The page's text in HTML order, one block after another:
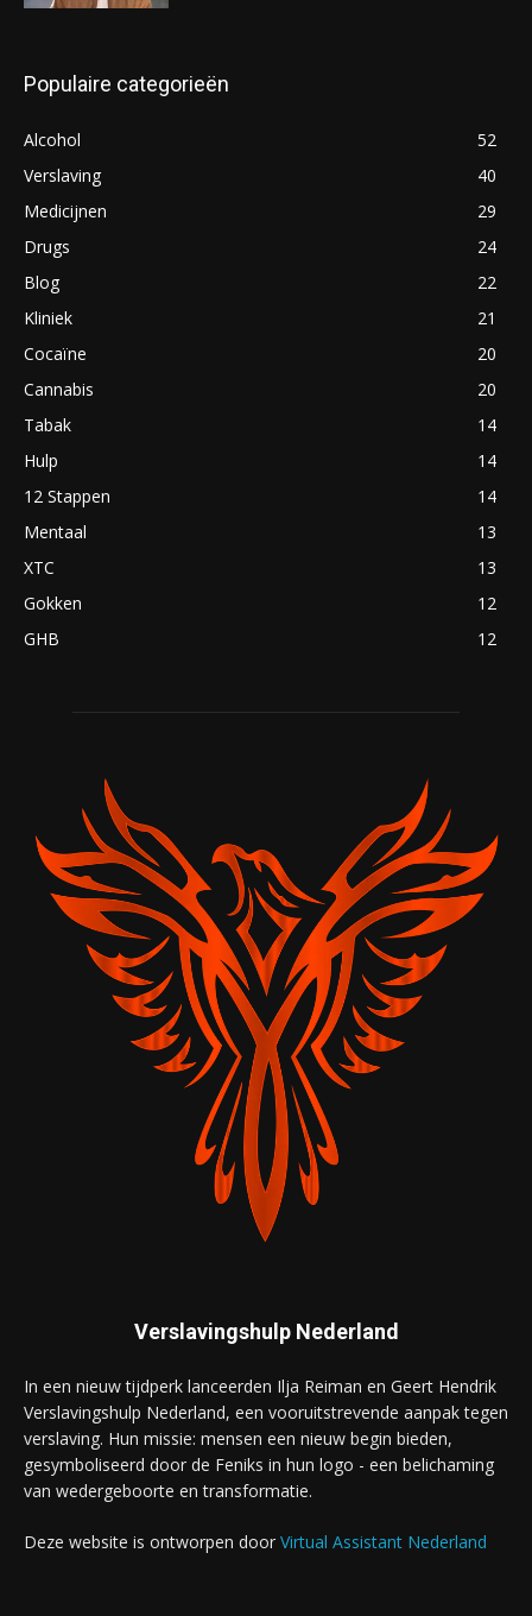
Populaire categorieën
Alcohol
52
Verslaving
40
Medicijnen
29
Drugs
24
Blog
22
Kliniek
21
Cocaïne
20
Cannabis
20
Tabak
14
Hulp
14
12 Stappen
14
Mentaal
13
XTC
13
Gokken
12
GHB
12
Verslavingshulp Nederland
In een nieuw tijdperk lanceerden Ilja Reiman en Geert Hendrik
Verslavingshulp Nederland, een vooruitstrevende aanpak tegen
verslaving. Hun missie: mensen een nieuw begin bieden,
gesymboliseerd door de Feniks in hun logo - een belichaming
van wedergeboorte en transformatie.
Deze website is ontworpen door Virtual Assistant Nederland